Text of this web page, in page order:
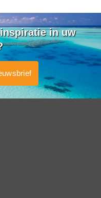
in uw